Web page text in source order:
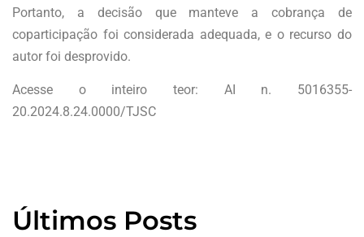
Portanto, a decisão que manteve a cobrança de
coparticipação foi considerada adequada, e o recurso do
autor foi desprovido.
Acesse o inteiro teor: AI n. 5016355-
20.2024.8.24.0000/TJSC
Últimos Posts